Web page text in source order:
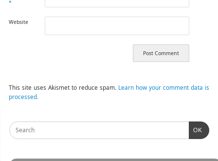
*
Website
This site uses Akismet to reduce spam. Learn how your comment data is
processed.
OK